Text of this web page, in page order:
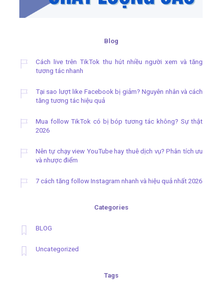
Blog
Cách live trên TikTok thu hút nhiều người xem và tăng
tương tác nhanh
Tại sao lượt like Facebook bị giảm? Nguyên nhân và cách
tăng tương tác hiệu quả
Mua follow TikTok có bị bóp tương tác không? Sự thật
2026
Nên tự chạy view YouTube hay thuê dịch vụ? Phân tích ưu
và nhược điểm
7 cách tăng follow Instagram nhanh và hiệu quả nhất 2026
Categories
BLOG
Uncategorized
Tags